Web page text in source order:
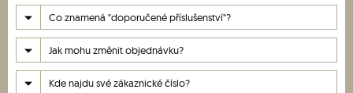
Co znamená "doporučené příslušenství"?
Jak mohu změnit objednávku?
Kde najdu své zákaznické číslo?